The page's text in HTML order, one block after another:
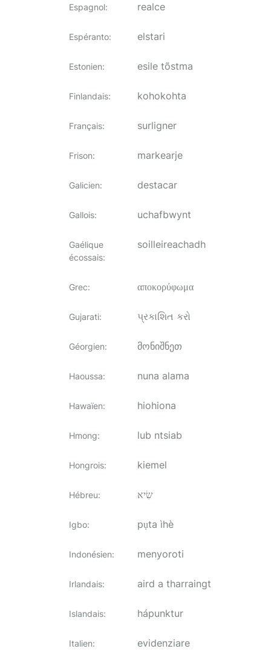
Espagnol: realce
Espéranto: elstari
Estonien: esile tõstma
Finlandais: kohokohta
Français: surligner
Frison: markearje
Galicien: destacar
Gallois: uchafbwynt
Gaélique
écossais:
soilleireachadh
Grec: αποκορύφωμα
Gujarati: પ્રકાશિત કરો
Géorgien: მონიშნეთ
Haoussa: nuna alama
Hawaïen: hiohiona
Hmong: lub ntsiab
Hongrois: kiemel
Hébreu: שִׂיא
Igbo: pụta ìhè
Indonésien: menyoroti
Irlandais: aird a tharraingt
Islandais: hápunktur
Italien: evidenziare